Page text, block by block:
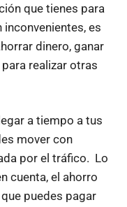
que tienes para
es
dinero, ganar
realizar otras
a tiempo a tus
mover con
por el tráfico. Lo
cuenta, el ahorro
puedes pagar